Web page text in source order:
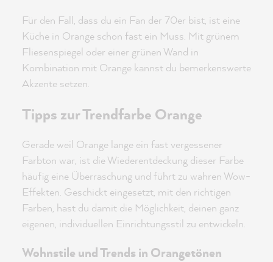
Für den Fall, dass du ein Fan der 70er bist, ist eine
Küche in Orange schon fast ein Muss. Mit grünem
Fliesenspiegel oder einer grünen Wand in
Kombination mit Orange kannst du bemerkenswerte
Akzente setzen.
Tipps zur Trendfarbe Orange
Gerade weil Orange lange ein fast vergessener
Farbton war, ist die Wiederentdeckung dieser Farbe
häufig eine Überraschung und führt zu wahren Wow-
Effekten. Geschickt eingesetzt, mit den richtigen
Farben, hast du damit die Möglichkeit, deinen ganz
eigenen, individuellen Einrichtungsstil zu entwickeln.
Wohnstile und Trends in Orangetönen